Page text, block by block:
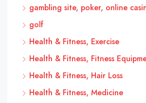
gambling site, poker, online
golf
Health & Fitness, Exercise
Health & Fitness, Fitness
Health & Fitness, Hair Loss
Health & Fitness, Medicine